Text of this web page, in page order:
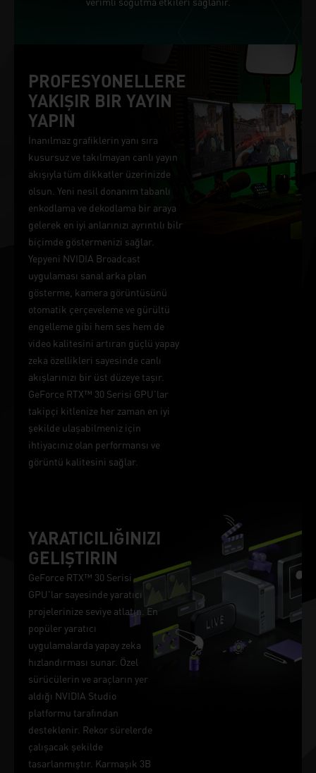
PROFESYONELLERE
YAKIŞIR BIR YAYIN
YAPIN
İnanılmaz grafiklerin yanı sıra
kusursuz ve takılmayan canlı yayın
akışıyla tüm dikkatler üzerinizde
olsun. Yeni nesil donanım tabanlı
enkodlama ve dekodlama bir araya
gelerek en iyi anlarınızı ayrıntılı bilr
biçimde göstermenizi sağlar.
Yepyeni NVIDIA Broadcast
uygulaması sanal arka plan
gösterme, kamera görüntüsünü
otomatik çerçeveleme ve gürültü
engelleme gibi hem ses hem de
video kalitesini artıran güçlü yapay
zeka özellikleri sayesinde canlı
akışlarınızı bir üst düzeye taşır.
GeForce RTX™ 30 Serisi GPU'lar
takipçi kitlenize her zaman en iyi
şekilde ulaşabilmeniz için
ihtiyacınız olan performansı ve
görüntü kalitesini sağlar.
YARATICILIĞINIZI
GELIŞTIRIN
GeForce RTX™ 30 Serisi
GPU'lar sayesinde yaratıcı
projelerinize seviye atlatın. En
popüler yaratıcı
uygulamalarda yapay zeka
hızlandırması sunar. Özel
sürücülerin ve araçların yer
aldığı NVIDIA Studio
platformu tarafından
desteklenir. Rekor sürelerde
çalışacak şekilde
tasarlanmıştır. Karmaşık 3B